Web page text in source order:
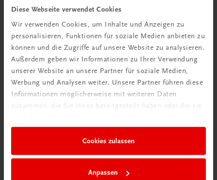
Diese Webseite verwendet Cookies
Wir verwenden Cookies, um Inhalte und Anzeigen zu
personalisieren, Funktionen für soziale Medien anbieten zu
können und die Zugriffe auf unsere Website zu analysieren.
Außerdem geben wir Informationen zu Ihrer Verwendung
unserer Website an unsere Partner für soziale Medien,
Werbung und Analysen weiter. Unsere Partner führen diese
Informationen möglicherweise mit weiteren Daten
zusammen, die Sie ihnen bereitgestellt haben oder die sie
Cookies zulassen
Anpassen
Hygiene Basics
Hygiene leicht gemacht – sicher, sauber, professionell